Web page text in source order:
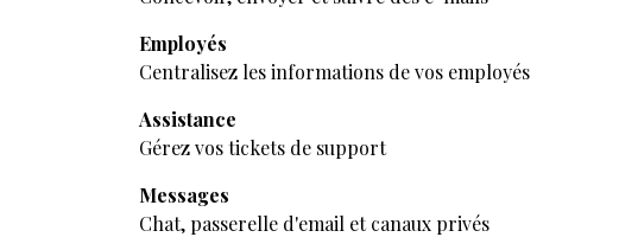
Employés
Centralisez les informations de vos employés
Assistance
Gérez vos tickets de support
Messages
Chat, passerelle d'email et canaux privés